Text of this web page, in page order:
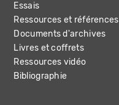
Essais
Ressources et références
Documents d'archives
Livres et coffrets
Ressources vidéo
Bibliographie